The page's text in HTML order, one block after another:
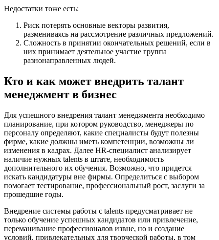
Недостатки тоже есть:
Риск потерять основные векторы развития,
размениваясь на рассмотрение различных предложений.
Сложность в принятии окончательных решений, если в
них принимает деятельное участие группа
разнонаправленных людей.
Кто и как может внедрить талант
менеджмент в бизнес
Для успешного внедрения талант менеджмента необходимо
планирование, при котором руководство, менеджеры по
персоналу определяют, какие специалисты будут полезны
фирме, какие должны иметь компетенции, возможны ли
изменения в кадрах. Далее HR-специалист анализирует
наличие нужных talents в штате, необходимость
дополнительного их обучения. Возможно, что придется
искать кандидатуры вне фирмы. Определиться с выбором
помогает тестирование, профессиональный рост, заслуги за
прошедшие годы.
Внедрение системы работы с talents предусматривает не
только обучение успешных кандидатов или привлечение,
переманивание профессионалов извне, но и создание
условий, привлекательных для творческой работы, в том